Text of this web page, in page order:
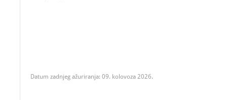
Datum zadnjeg ažuriranja: 09. kolovoza 2026.